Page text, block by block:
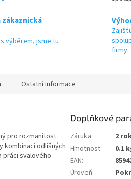
výběrem, jsme tu
firmy.
Ostatní informace
pro rozmanitost
kombinaci odlišných
svalového
Doplňkové
Záruka:
2
Hmotnost:
0.1
EAN:
Úroveň: